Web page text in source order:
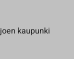
kaupunki